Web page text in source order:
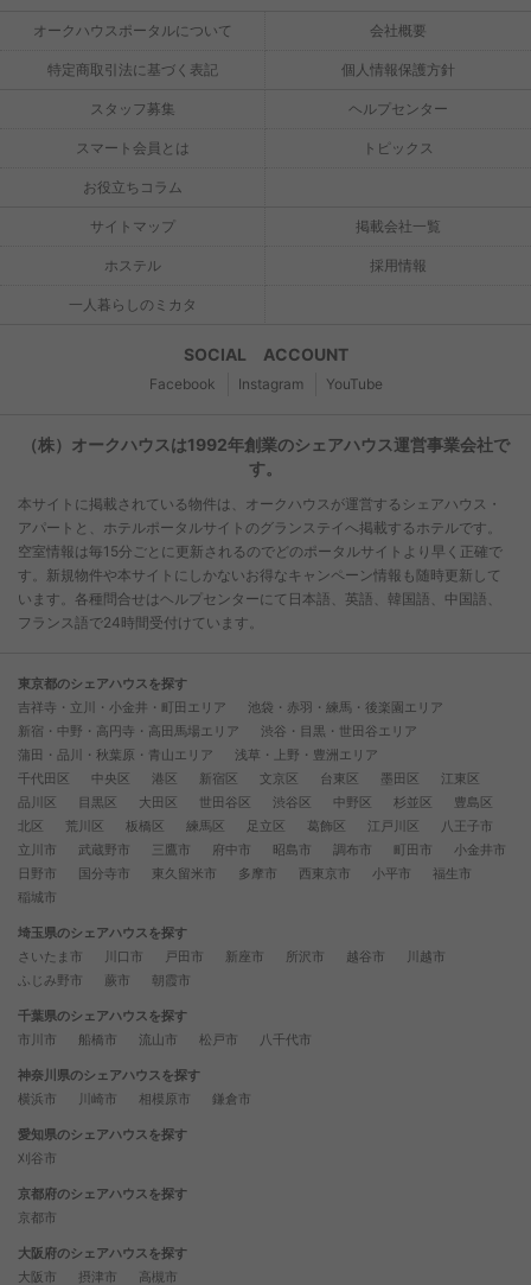
オークハウスポータルについて 会社概要
特定商取引法に基づく表記 個人情報保護方針
スタッフ募集 ヘルプセンター
スマート会員とは トピックス
お役立ちコラム
サイトマップ 掲載会社一覧
ホステル 採用情報
一人暮らしのミカタ
SOCIAL ACCOUNT
Facebook Instagram YouTube
（株）オークハウスは1992年創業のシェアハウス運営事業会社で
す。
本サイトに掲載されている物件は、オークハウスが運営するシェアハウス・
アパートと、ホテルポータルサイトのグランステイへ掲載するホテルです。
空室情報は毎15分ごとに更新されるのでどのポータルサイトより早く正確で
す。新規物件や本サイトにしかないお得なキャンペーン情報も随時更新して
います。各種問合せはヘルプセンターにて日本語、英語、韓国語、中国語、
フランス語で24時間受付けています。
東京都のシェアハウスを探す
吉祥寺・立川・小金井・町田エリア
池袋・赤羽・練馬・後楽園エリア
新宿・中野・高円寺・高田馬場エリア
渋谷・目黒・世田谷エリア
蒲田・品川・秋葉原・青山エリア
浅草・上野・豊洲エリア
千代田区
中央区 港区 新宿区 文京区 台東区 墨田区
江東区
品川区
目黒区 大田区 世田谷区 渋谷区 中野区 杉並区
豊島区
北区
荒川区 板橋区 練馬区 足立区 葛飾区 江戸川区
八王子市
立川市
武蔵野市 三鷹市 府中市 昭島市 調布市 町田市
小金井市
日野市
国分寺市 東久留米市 多摩市 西東京市 小平市
福生市
稲城市
埼玉県のシェアハウスを探す
さいたま市
川口市 戸田市 新座市 所沢市 越谷市
川越市
ふじみ野市
蕨市 朝霞市
千葉県のシェアハウスを探す
市川市
船橋市 流山市 松戸市 八千代市
神奈川県のシェアハウスを探す
横浜市
川崎市 相模原市 鎌倉市
愛知県のシェアハウスを探す
刈谷市
京都府のシェアハウスを探す
京都市
大阪府のシェアハウスを探す
大阪市
摂津市 高槻市